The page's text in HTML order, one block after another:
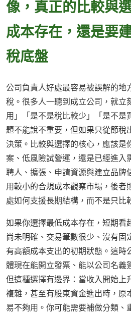
像，真正的比較與
成本存在，還是要
稅底盤
公司負責人好處最容易被誤解的地
稅。很多人一聽到成立公司，就立
用」「是不是稅比較少」「是不是
題不能說不重要，但如果只從節稅
決策。比較與選擇的核心，應該是
案、低風險試營運，還是已經進入
聘人、擴張、申請資源與建立品牌
用較小的合規成本觀察市場，後者
處如何支援長期結構，而不是只比
如果你選擇最低成本存在，短期看
尚未明確、交易筆數很少、沒有固
有高額成本支出的初期狀態。這時
體現在能開立發票、能以公司名義
但這種選擇有邊界：當收入開始上
複雜，甚至有股東資金進出時，原
易不夠用。你可能需要補做分類、